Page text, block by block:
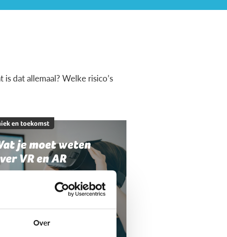
Over
dat allemaal? Welke risico’s
en toekomst
je moet weten
VR en AR